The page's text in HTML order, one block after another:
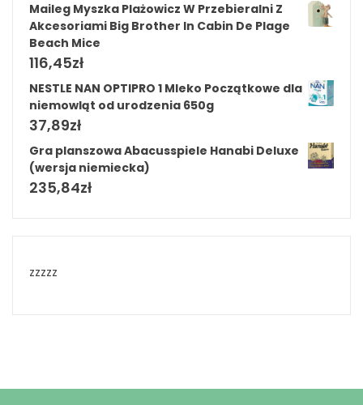
Maileg Myszka Plażowicz W Przebieralni Z
Akcesoriami Big Brother In Cabin De Plage
Beach Mice
116,45zł
NESTLE NAN OPTIPRO 1 Mleko Początkowe dla
niemowląt od urodzenia 650g
37,89zł
Gra planszowa Abacusspiele Hanabi Deluxe
(wersja niemiecka)
235,84zł
zzzzz